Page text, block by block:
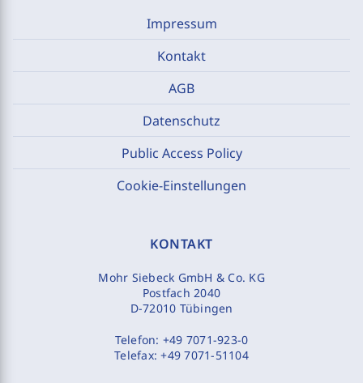
Impressum
Kontakt
AGB
Datenschutz
Public Access Policy
Cookie-Einstellungen
KONTAKT
Mohr Siebeck GmbH & Co. KG
Postfach 2040
D-72010 Tübingen
Telefon: +49 7071-923-0
Telefax:+49 7071-51104